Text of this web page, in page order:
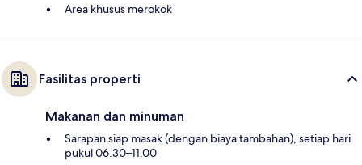
Area khusus merokok
Fasilitas properti
Makanan dan minuman
Sarapan siap masak (dengan biaya tambahan), setiap hari
pukul 06.30–11.00